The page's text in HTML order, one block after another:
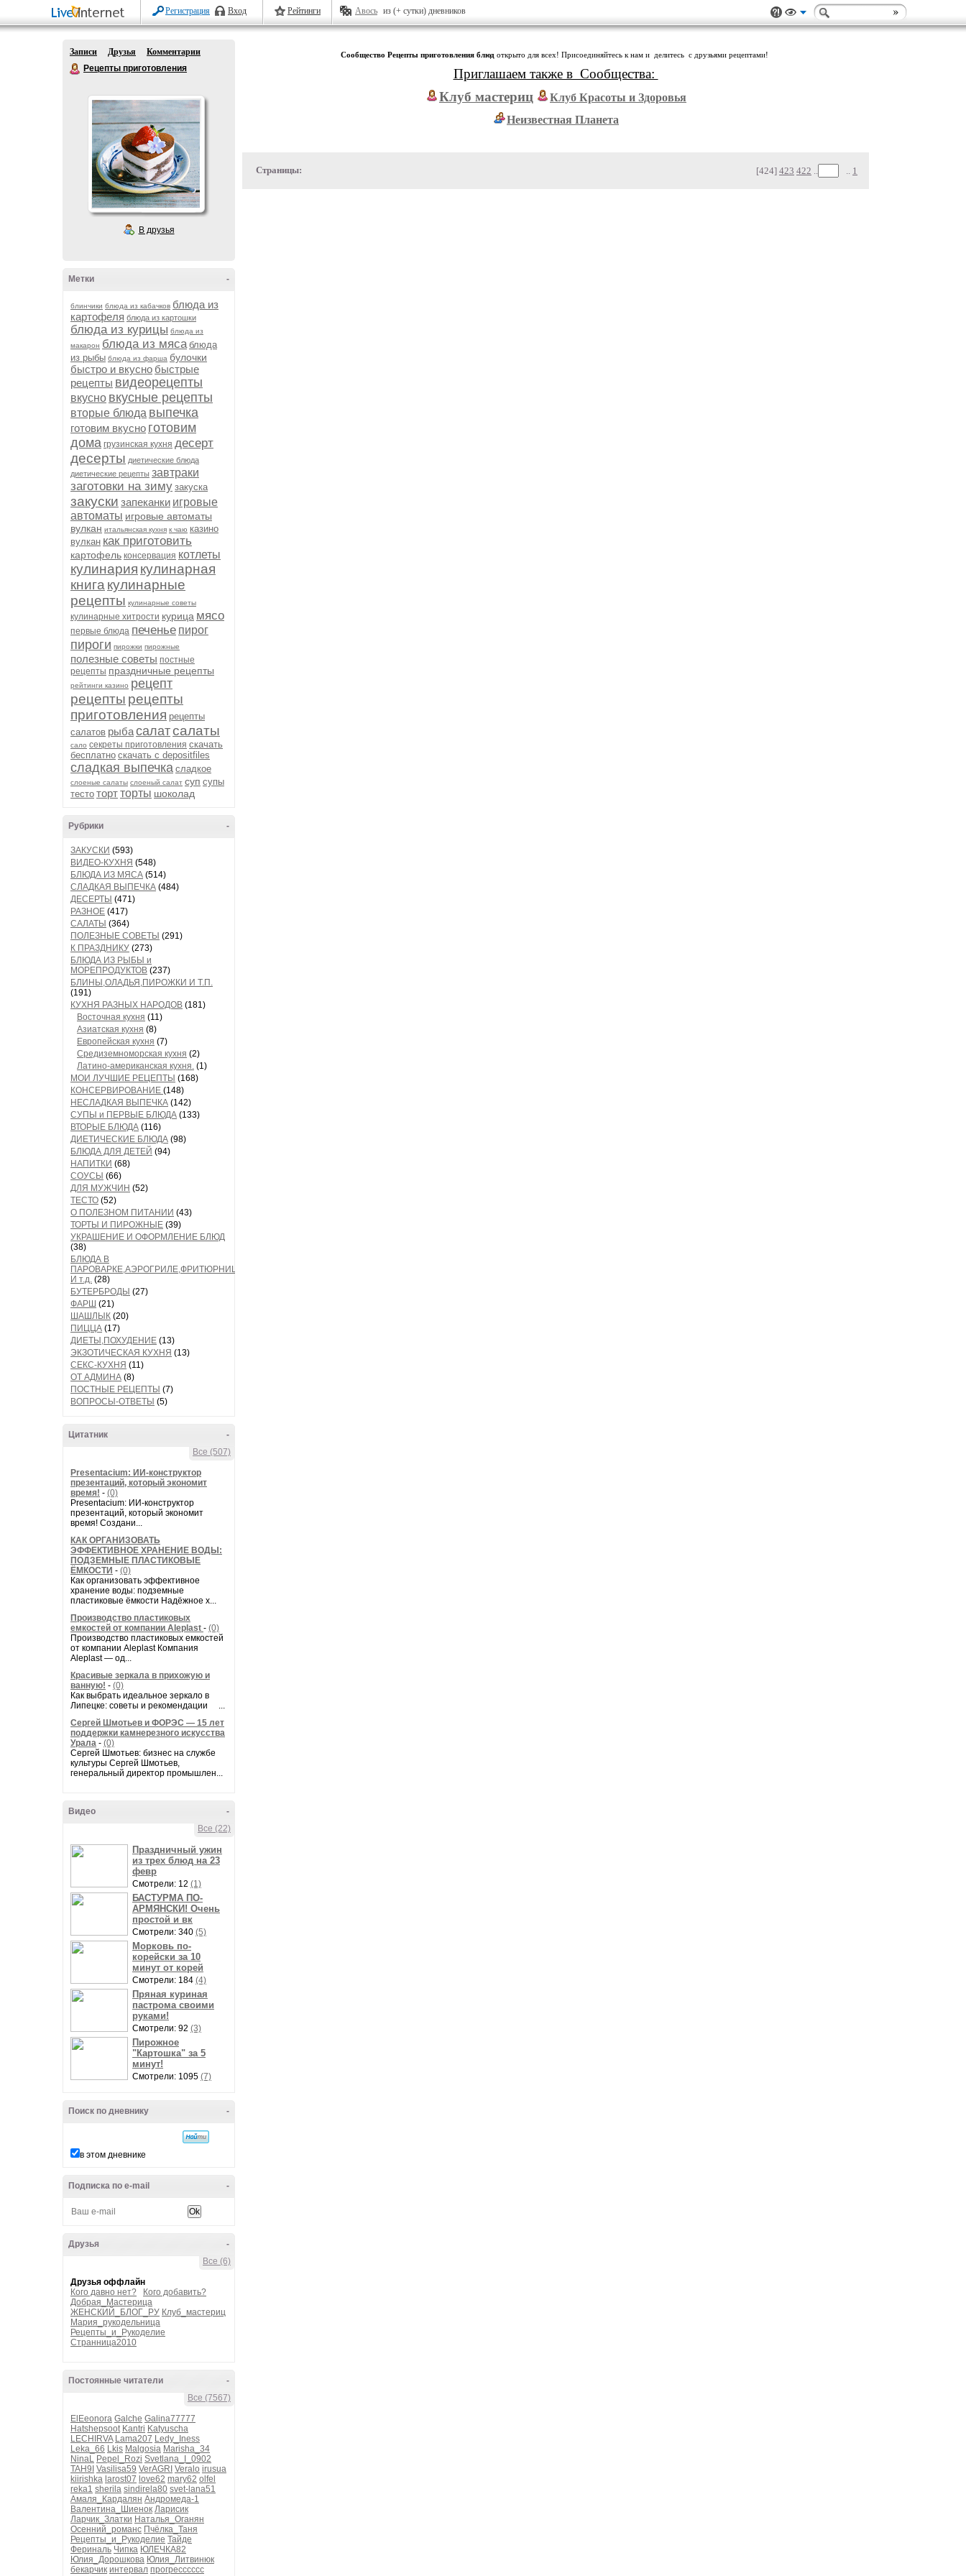
Регистрация Вход Рейтинги Авось из (+ сутки) дневников
Записи Друзья
Комментарии
Рецепты приготовления
В друзья
-
Метки
блинчики блюда из кабачков блюда из
картофеля блюда из картошки
блюда из курицы блюда из
макарон блюда из мяса блюда
из рыбы блюда из фарша булочки
быстро и вкусно быстрые
рецепты видеорецепты
вкусно вкусные рецепты
вторые блюда выпечка
готовим вкусно готовим
дома грузинская кухня десерт
десерты диетические блюда
диетические рецепты завтраки
заготовки на зиму закуска
закуски запеканки игровые
автоматы игровые автоматы
вулкан итальянская кухня к чаю казино
вулкан как приготовить
картофель консервация котлеты
кулинария кулинарная
книга кулинарные
рецепты кулинарные советы
кулинарные хитрости курица мясо
первые блюда печенье пирог
пироги пирожки пирожные
полезные советы постные
рецепты праздничные рецепты
рейтинги казино рецепт
рецепты рецепты
приготовления рецепты
салатов рыбасалатсалаты
сало секреты приготовления скачать
бесплатно скачать с depositfiles
сладкая выпечка сладкое
слоеные салаты слоеный салат суп супы
тесто тортторты шоколад
-
Рубрики
ЗАКУСКИ (593)
ВИДЕО-КУХНЯ (548)
БЛЮДА ИЗ МЯСА (514)
СЛАДКАЯ ВЫПЕЧКА (484)
ДЕСЕРТЫ (471)
РАЗНОЕ (417)
САЛАТЫ (364)
ПОЛЕЗНЫЕ СОВЕТЫ (291)
К ПРАЗДНИКУ (273)
БЛЮДА ИЗ РЫБЫ и
МОРЕПРОДУКТОВ (237)
БЛИНЫ,ОЛАДЬЯ,ПИРОЖКИ И Т.П.
(191)
КУХНЯ РАЗНЫХ НАРОДОВ (181)
Восточная кухня (11)
Азиатская кухня (8)
Европейская кухня (7)
Средиземноморская кухня (2)
Латино-американская кухня. (1)
МОИ ЛУЧШИЕ РЕЦЕПТЫ (168)
КОНСЕРВИРОВАНИЕ (148)
НЕСЛАДКАЯ ВЫПЕЧКА (142)
СУПЫ и ПЕРВЫЕ БЛЮДА (133)
ВТОРЫЕ БЛЮДА (116)
ДИЕТИЧЕСКИЕ БЛЮДА (98)
БЛЮДА ДЛЯ ДЕТЕЙ (94)
НАПИТКИ (68)
СОУСЫ (66)
ДЛЯ МУЖЧИН (52)
ТЕСТО (52)
О ПОЛЕЗНОМ ПИТАНИИ (43)
ТОРТЫ И ПИРОЖНЫЕ (39)
УКРАШЕНИЕ И ОФОРМЛЕНИЕ БЛЮД
(38)
БЛЮДА В
ПАРОВАРКЕ,АЭРОГРИЛЕ,ФРИТЮРНИЦЕ
И т.д. (28)
БУТЕРБРОДЫ (27)
ФАРШ (21)
ШАШЛЫК (20)
ПИЦЦА (17)
ДИЕТЫ,ПОХУДЕНИЕ (13)
ЭКЗОТИЧЕСКАЯ КУХНЯ (13)
СЕКС-КУХНЯ (11)
ОТ АДМИНА (8)
ПОСТНЫЕ РЕЦЕПТЫ (7)
ВОПРОСЫ-ОТВЕТЫ (5)
-
Цитатник
Все (507)
Presentacium: ИИ‑конструктор
презентаций, который экономит
время! - (0)
Presentacium: ИИ‑конструктор
презентаций, который экономит
время! Создани...
КАК ОРГАНИЗОВАТЬ
ЭФФЕКТИВНОЕ ХРАНЕНИЕ ВОДЫ:
ПОДЗЕМНЫЕ ПЛАСТИКОВЫЕ
ЁМКОСТИ - (0)
Как организовать эффективное
хранение воды: подземные
пластиковые ёмкости Надёжное х...
Производство пластиковых
емкостей от компании Aleplast - (0)
Производство пластиковых емкостей
от компании Aleplast Компания
Aleplast — од...
Красивые зеркала в прихожую и
ванную! - (0)
Как выбрать идеальное зеркало в
Липецке: советы и рекомендации ...
Сергей Шмотьев и ФОРЭС — 15 лет
поддержки камнерезного искусства
Урала - (0)
Сергей Шмотьев: бизнес на службе
культуры Сергей Шмотьев,
генеральный директор промышлен...
-
Видео
Все (22)
Праздничный ужин
из трех блюд на 23
февр
Смотрели: 12 (1)
БАСТУРМА ПО-
АРМЯНСКИ! Очень
простой и вк
Смотрели: 340 (5)
Морковь по-
корейски за 10
минут от корей
Смотрели: 184 (4)
Пряная куриная
пастрома своими
руками!
Смотрели: 92 (3)
Пирожное
"Картошка" за 5
минут!
Смотрели: 1095 (7)
-
Поиск по дневнику
в этом дневнике
-
Подписка по e-mail
-
Друзья
Все (6)
Друзья оффлайн
Кого давно нет?
Кого добавить?
Добрая_Мастерица
ЖЕНСКИЙ_БЛОГ_РУ Клуб_мастериц
Мария_рукодельница
Рецепты_и_Рукоделие
Странница2010
-
Постоянные читатели
Все (7567)
ElEeonora Galche Galina77777
Hatshepsoot Kantri Katyuscha
LECHIRVA Lama207 Ledy_Iness
Leka_66 Lkis Malgosia Marisha_34
NinaL Pepel_Rozi Svetlana_I_0902
TAH9I Vasilisa59 VerAGRI Veralo irusua
kiirishka larost07 love62 mary62 olfel
reka1 sherila sindirela80 svet-lana51
Амаля_Кардалян Андромеда-1
Валентина_Шиенок Ларисик
Ларчик_Златки Наталья_Оганян
Осенний_романс Пчёлка_Таня
Рецепты_и_Рукоделие Тайде
Фериналь Чипка ЮЛЕЧКА82
Юлия_Дорошкова Юлия_Литвинюк
бекарчик интервал прогресссссс
Сообщество Рецепты приготовления блюд открыто для всех! Присоединяйтесь к нам и делитесь с друзьями рецептами!
Приглашаем также в Сообщества:
Клуб мастериц
Клуб Красоты и Здоровья
Неизвестная Планета
Страницы: [424] 423 422 .. .. 1